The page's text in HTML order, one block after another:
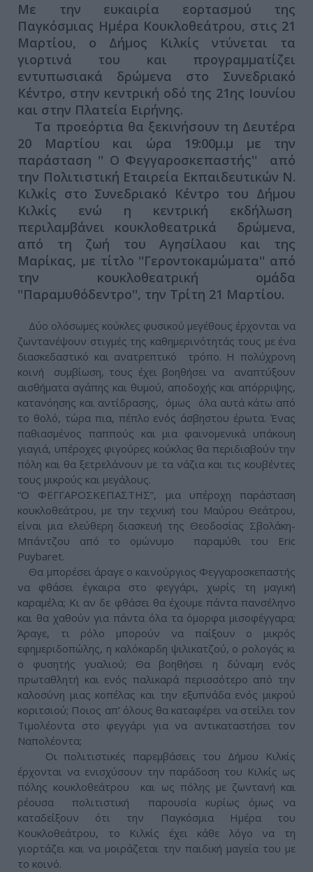
Με την ευκαιρία εορτασμού της
Παγκόσμιας Ημέρα Κουκλοθεάτρου, στις 21
Μαρτίου, ο Δήμος Κιλκίς ντύνεται τα
γιορτινά του και προγραμματίζει
εντυπωσιακά δρώμενα στο Συνεδριακό
Κέντρο, στην κεντρική οδό της 21ης Ιουνίου
και στην Πλατεία Ειρήνης.
Τα προεόρτια θα ξεκινήσουν τη Δευτέρα
20 Μαρτίου και ώρα 19:00μ.μ με την
παράσταση '' Ο Φεγγαροσκεπαστής'' από
την Πολιτιστική Εταιρεία Εκπαιδευτικών Ν.
Κιλκίς στο Συνεδριακό Κέντρο του Δήμου
Κιλκίς ενώ η κεντρική εκδήλωση
περιλαμβάνει κουκλοθεατρικά δρώμενα,
από τη ζωή του Αγησίλαου και της
Μαρίκας, με τίτλο ''Γεροντοκαμώματα'' από
την κουκλοθεατρική ομάδα
''Παραμυθόδεντρο'', την Τρίτη 21 Μαρτίου.
Δύο ολόσωμες κούκλες φυσικού μεγέθους έρχονται να
ζωντανέψουν στιγμές της καθημερινότητάς τους με ένα
διασκεδαστικό και ανατρεπτικό τρόπο. Η πολύχρονη
κοινή συμβίωση, τους έχει βοηθήσει να αναπτύξουν
αισθήματα αγάπης και θυμού, αποδοχής και απόρριψης,
κατανόησης και αντίδρασης, όμως όλα αυτά κάτω από
το θολό, τώρα πια, πέπλο ενός άσβηστου έρωτα. Ένας
παθιασμένος παππούς και μια φαινομενικά υπάκουη
γιαγιά, υπέροχες φιγούρες κούκλας θα περιδιαβούν την
πόλη και θα ξετρελάνουν με τα νάζια και τις κουβέντες
τους μικρούς και μεγάλους.
“Ο ΦΕΓΓΑΡΟΣΚΕΠΑΣΤΗΣ”, μια υπέροχη παράσταση
κουκλοθεάτρου, με την τεχνική του Μαύρου Θεάτρου,
είναι μια ελεύθερη διασκευή της Θεοδοσίας Σβολάκη-
Μπάντζου από το ομώνυμο παραμύθι του Eric
Puybaret.
Θα μπορέσει άραγε ο καινούργιος Φεγγαροσκεπαστής
να φθάσει έγκαιρα στο φεγγάρι, χωρίς τη μαγική
καραμέλα; Κι αν δε φθάσει θα έχουμε πάντα πανσέληνο
και θα χαθούν για πάντα όλα τα όμορφα μισοφέγγαρα;
Άραγε, τι ρόλο μπορούν να παίξουν ο μικρός
εφημεριδοπώλης, η καλόκαρδη ψιλικατζού, ο ρολογάς κι
ο φυσητής γυαλιού; Θα βοηθήσει η δύναμη ενός
πρωταθλητή και ενός παλικαρά περισσότερο από την
καλοσύνη μιας κοπέλας και την εξυπνάδα ενός μικρού
κοριτσιού; Ποιος απ’ όλους θα καταφέρει να στείλει τον
Τιμολέοντα στο φεγγάρι για να αντικαταστήσει τον
Ναπολέοντα;
Οι πολιτιστικές παρεμβάσεις του Δήμου Κιλκίς
έρχονται να ενισχύσουν την παράδοση του Κιλκίς ως
πόλης κουκλοθεάτρου και ως πόλης με ζωντανή και
ρέουσα πολιτιστική παρουσία κυρίως όμως να
καταδείξουν ότι την Παγκόσμια Ημέρα του
Κουκλοθεάτρου, το Κιλκίς έχει κάθε λόγο να τη
γιορτάζει και να μοιράζεται την παιδική μαγεία του με
το κοινό.